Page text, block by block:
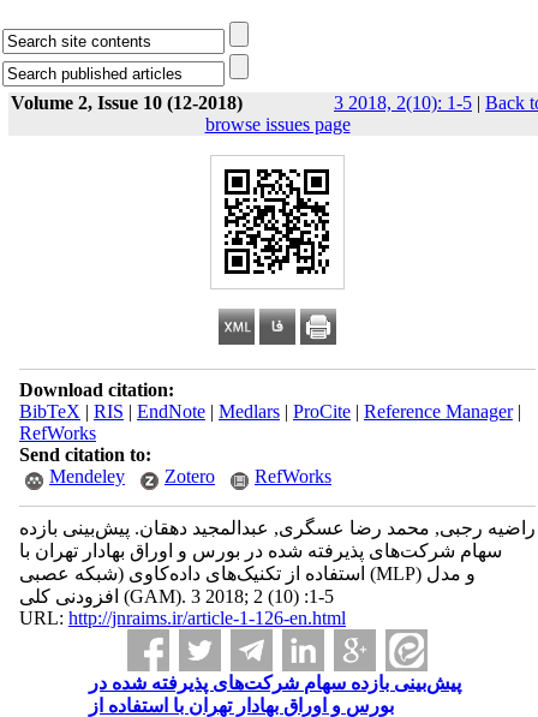
Volume 2, Issue 10 (12-2018) 3 2018, 2(10): 1-5 | Back
browse issues page
Download citation:
BibTeX | RIS | EndNote| Medlars| ProCite| Reference Manager|
RefWorks
Send citation to:
Mendeley
Zotero RefWorks
راضیه رجبی, محمد رضا عسگری, عبدالمجید دهقان. پیش‌بینی بازده
سهام شرکت‌های پذیرفته شده در بورس و اوراق بهادار تهران با
استفاده از تکنیک‌های داده‌کاوی (شبکه عصبی (MLP) و مدل
افزودنی کلی (GAM). 3 2018; 2 (10) :1-5
URL: http://jnraims.ir/article-1-126-en.html
پیش‌بینی بازده سهام شرکت‌های پذیرفته شده در
بورس و اوراق بهادار تهران با استفاده از